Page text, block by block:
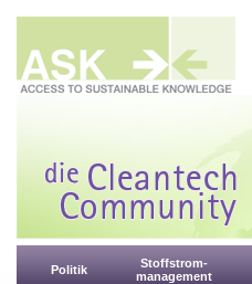
Politik
Stoffstrom-
management